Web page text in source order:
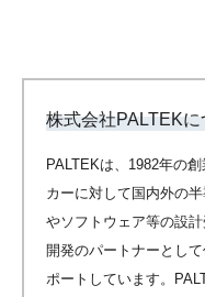
株式会社PALTEKに
PALTEKは、1982年の
カーに対して国内外の
やソフトウェア等の設
開発のパートナーとし
ポートしています。